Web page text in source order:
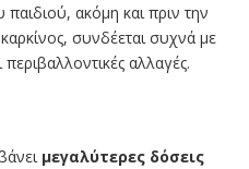
ακόμη και πριν την
συνδέεται συχνά με
αλλαγές.
μεγαλύτερες δόσεις